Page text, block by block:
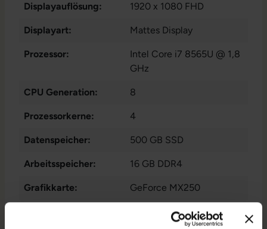
Displayauflösung: 1920 x 1080 FHD
Displayart: Mattes Display
Prozessor:
Intel Core i7 8565U @ 1,8
GHz
CPU Generation: 8
Prozessorkerne: 4
Datenspeicher: 500 GB SSD
Arbeitsspeicher: 16 GB DDR4
Grafikkarte: GeForce MX250
2 GB GDDR5